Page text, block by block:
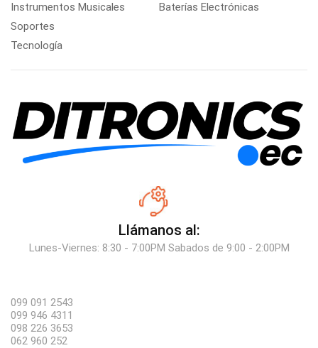
Instrumentos Musicales
Soportes
Tecnología
Baterías Electrónicas
Llámanos al:
Lunes-Viernes: 8:30 - 7:00PM Sabados de 9:00 - 2:00PM
099 091 2543
099 946 4311
098 226 3653
062 960 252